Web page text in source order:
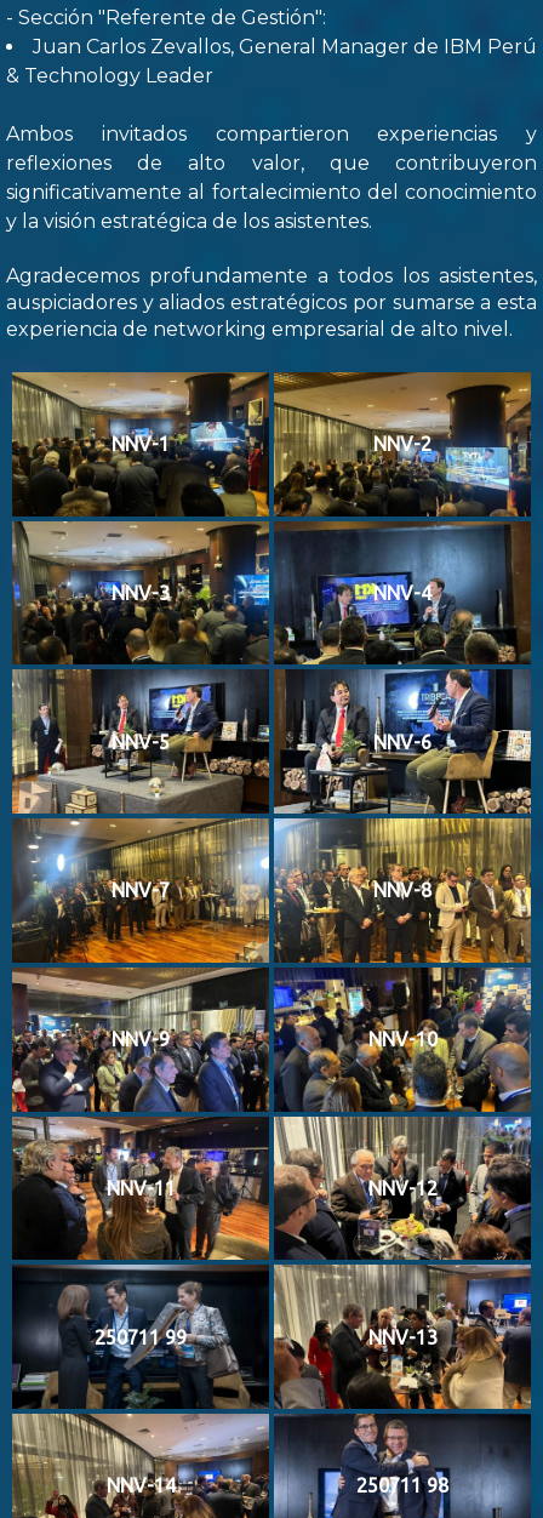
- Sección "Referente de Gestión":
Juan Carlos Zevallos, General Manager de IBM Perú
& Technology Leader
Ambos invitados compartieron experiencias y
reflexiones de alto valor, que contribuyeron
significativamente al fortalecimiento del conocimiento
y la visión estratégica de los asistentes.
Agradecemos profundamente a todos los asistentes,
auspiciadores y aliados estratégicos por sumarse a esta
experiencia de networking empresarial de alto nivel.
NNV-1 NNV-2
NNV-3 NNV-4
NNV-5 NNV-6
NNV-7 NNV-8
NNV-9 NNV-10
NNV-11 NNV-12
250711 99 NNV-13
NNV-14 250711 98